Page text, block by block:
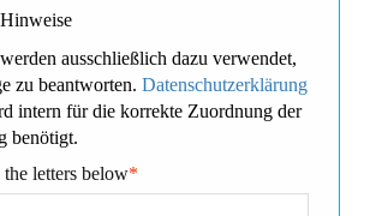
ausschließlich dazu verwendet,
zu beantworten. Datenschutzerklärung
intern für die korrekte Zuordnung der
benötigt.
*
the letters below